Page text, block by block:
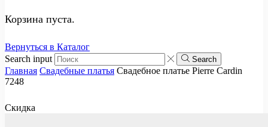
Корзина пуста.
Вернуться в Каталог
Search input
Search
Главная Свадебные платья Свадебное платье Pierre Cardin
7248
Скидка